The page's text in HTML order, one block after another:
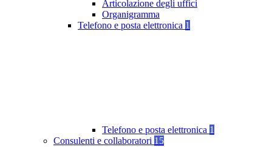
Articolazione degli uffici
Organigramma
Telefono e posta elettronica 1
Telefono e posta elettronica 1
Consulenti e collaboratori 15